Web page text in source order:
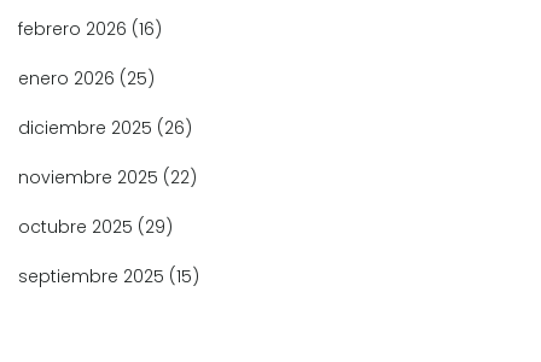
febrero 2026 (16)
enero 2026 (25)
diciembre 2025 (26)
noviembre 2025 (22)
octubre 2025 (29)
septiembre 2025 (15)